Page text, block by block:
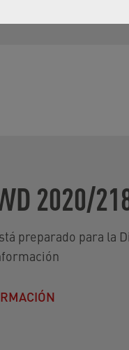
2020/
preparado para la